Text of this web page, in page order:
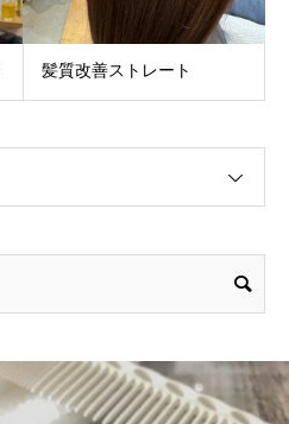
髪質改善ストレート